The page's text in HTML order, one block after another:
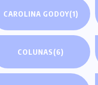
CAROLINA GODOY(1)
COLUNAS(6)